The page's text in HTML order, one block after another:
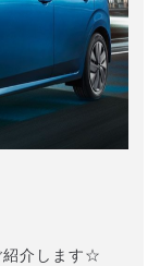
紹介します☆